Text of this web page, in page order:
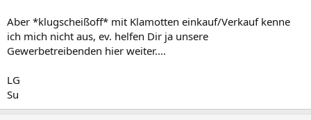
Aber *klugscheißoff* mit Klamotten einkauf/Verkauf kenne
ich mich nicht aus, ev. helfen Dir ja unsere
Gewerbetreibenden hier weiter....
LG
Su